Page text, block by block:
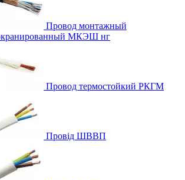
Провод монтажный
МКЭШ нг
Провод термостойкий РКГМ
Провід ШВВП